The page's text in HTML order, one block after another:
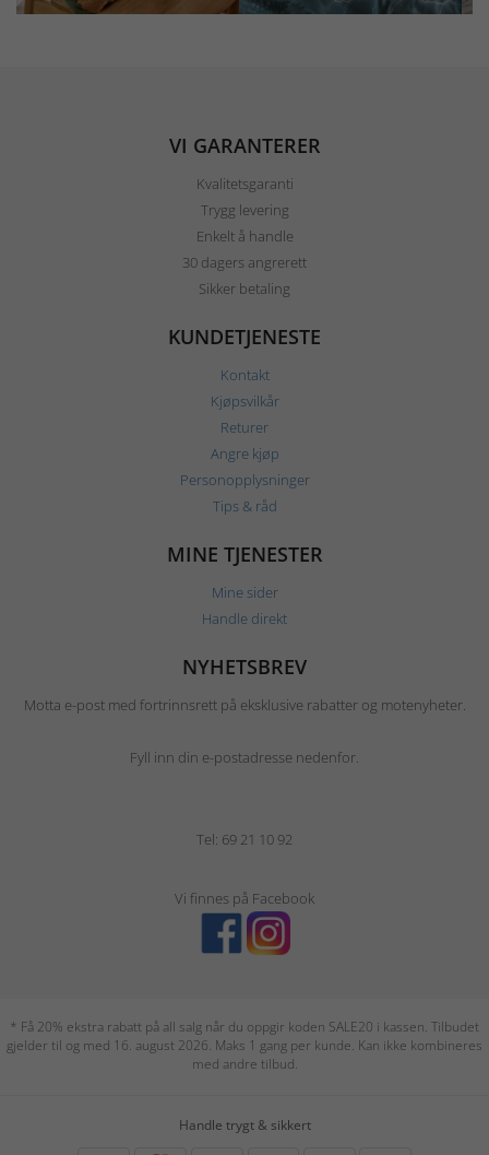
VI GARANTERER
Kvalitetsgaranti
Trygg levering
Enkelt å handle
30 dagers angrerett
Sikker betaling
KUNDETJENESTE
Kontakt
Kjøpsvilkår
Returer
Angre kjøp
Personopplysninger
Tips & råd
MINE TJENESTER
Mine sider
Handle direkt
NYHETSBREV
Motta e-post med fortrinnsrett på eksklusive rabatter og motenyheter.
Fyll inn din e-postadresse nedenfor.
Tel: 69 21 10 92
Vi finnes på Facebook
* Få 20% ekstra rabatt på all salg når du oppgir koden SALE20 i kassen. Tilbudet
gjelder til og med 16. august 2026. Maks 1 gang per kunde. Kan ikke kombineres
med andre tilbud.
Handle trygt & sikkert